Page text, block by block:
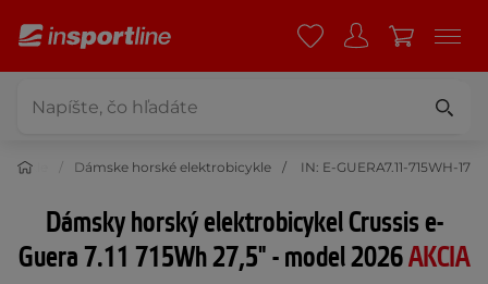
Dámske horské elektrobicykle IN: E-GUERA7.11-715WH-17
Dámsky horský elektrobicykel Crussis e-
Guera 7.11 715Wh 27,5" - model 2026AKCIA